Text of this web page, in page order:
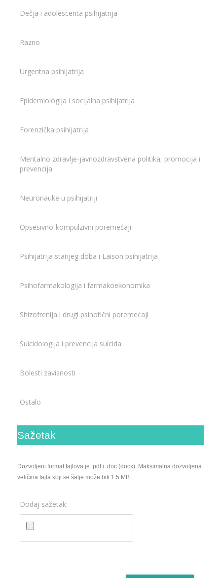
Dečja i adolescenta psihijatrija
Razno
Urgentna psihijatrija
Epidemiologija i socijalna psihijatrija
Forenzička psihijatrija
Mentalno zdravlje-javnozdravstvena politika, promocija i
prevencija
Neuronauke u psihijatriji
Opsesivno-kompulzivni poremećaji
Psihijatrija starijeg doba i Laison psihijatrija
Psihofarmakologija i farmakoekonomika
Shizofrenija i drugi psihotični poremećaji
Suicidologija i prevencija suicida
Bolesti zavisnosti
Ostalo
Sažetak
Dozvoljeni format fajlova je .pdf i .doc (docx). Maksimalna dozvoljena
veličina fajla koji se šalje može biti 1.5 MB.
Dodaj sažetak: